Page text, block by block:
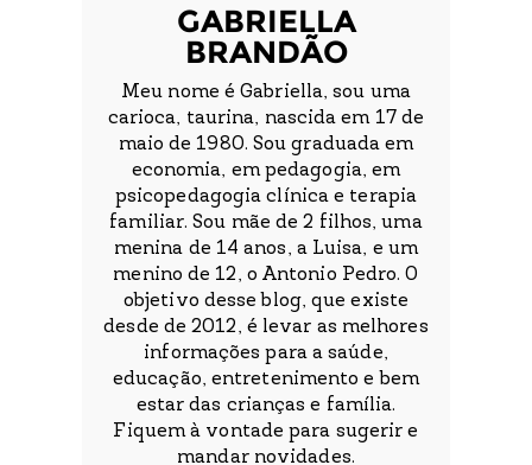
GABRIELLA
BRANDÃO
Meu nome é Gabriella, sou uma
carioca, taurina, nascida em 17 de
maio de 1980. Sou graduada em
economia, em pedagogia, em
psicopedagogia clínica e terapia
familiar. Sou mãe de 2 filhos, uma
menina de 14 anos, a Luisa, e um
menino de 12, o Antonio Pedro. O
objetivo desse blog, que existe
desde de 2012, é levar as melhores
informações para a saúde,
educação, entretenimento e bem
estar das crianças e família.
Fiquem à vontade para sugerir e
mandar novidades.